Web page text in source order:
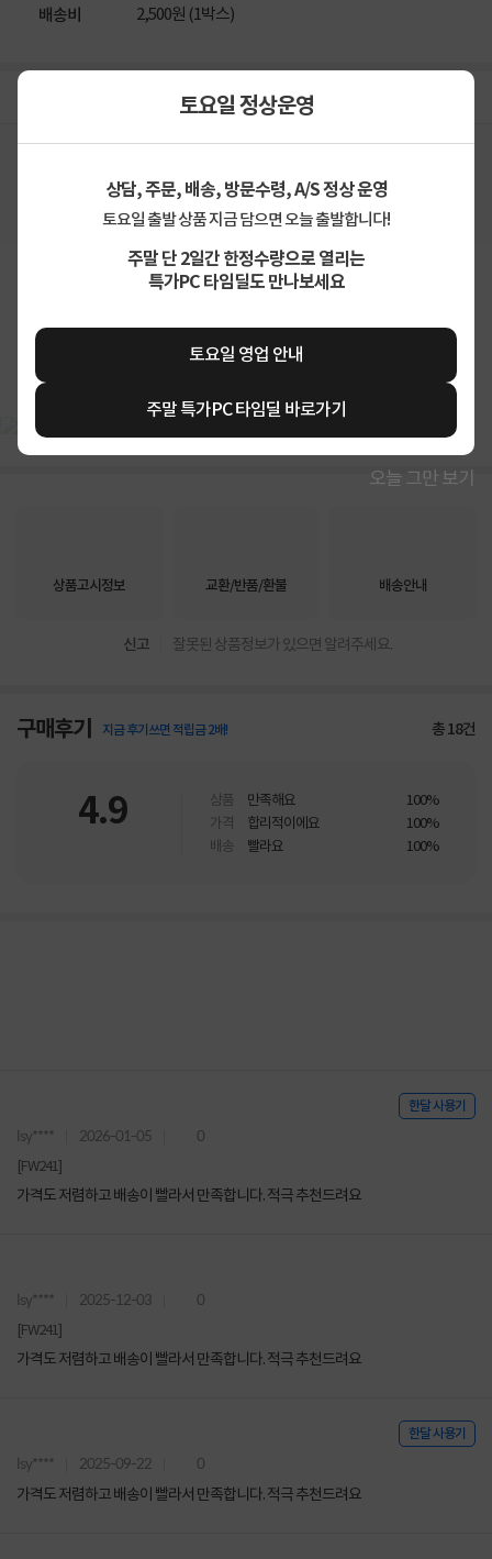
토요일 정상운영
상담, 주문, 배송, 방문수령, A/S 정상 운영
토요일 출발 상품 지금 담으면 오늘 출발합니다!
주말 단 2일간 한정수량으로 열리는
특가PC 타임딜도 만나보세요
토요일 영업 안내
주말 특가PC 타임딜 바로가기
오늘 그만 보기
배송비 2,500원 (1박스)
구매후기(18)
※공급처 사정으로 16시 30분 이후 결제 건은 익일 입고됩니다. (재고보유 제품 제외)
FW241.jpg
상세정보 펼쳐보기
상품고시정보 교환/반품/환불 배송안내
신고 잘못된 상품정보가 있으면 알려주세요.
구매후기 지금 후기쓰면 적립금 2배! 총18건
4.9 상품 만족해요
100%
가격
합리적이에요
100%
배송
빨라요 100%
한달 사용기
lsy**** 2026-01-05 0
[FW241]
가격도 저렴하고 배송이 빨라서 만족합니다. 적극 추천드려요
lsy**** 2025-12-03 0
[FW241]
가격도 저렴하고 배송이 빨라서 만족합니다. 적극 추천드려요
한달 사용기
lsy**** 2025-09-22 0
가격도 저렴하고 배송이 빨라서 만족합니다. 적극 추천드려요